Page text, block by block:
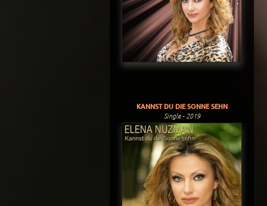
KANNST DU DIE SONNE SEHN
Single - 2019